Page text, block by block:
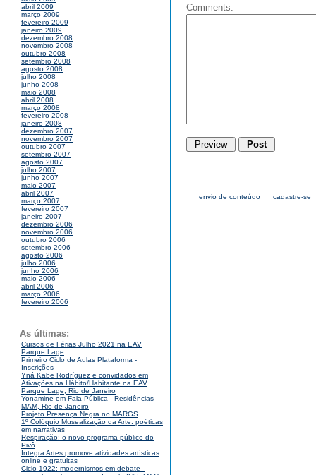
abril 2009
março 2009
fevereiro 2009
janeiro 2009
dezembro 2008
novembro 2008
outubro 2008
setembro 2008
agosto 2008
julho 2008
junho 2008
maio 2008
abril 2008
março 2008
fevereiro 2008
janeiro 2008
dezembro 2007
novembro 2007
outubro 2007
setembro 2007
agosto 2007
julho 2007
junho 2007
maio 2007
abril 2007
março 2007
fevereiro 2007
janeiro 2007
dezembro 2006
novembro 2006
outubro 2006
setembro 2006
agosto 2006
julho 2006
junho 2006
maio 2006
abril 2006
março 2006
fevereiro 2006
As últimas:
Cursos de Férias Julho 2021 na EAV
Parque Lage
Primeiro Ciclo de Aulas Plataforma -
Inscrições
Yná Kabe Rodríguez e convidados em
Ativações na Hábito/Habitante na EAV
Parque Lage, Rio de Janeiro
Yonamine em Fala Pública - Residências
MAM, Rio de Janeiro
Projeto Presença Negra no MARGS
1º Colóquio Musealização da Arte: poéticas
em narrativas
Respiração: o novo programa público do
Pivô
Integra Artes promove atividades artísticas
online e gratuitas
Ciclo 1922: modernismos em debate -
Comments:
envio de conteúdo_ cadastre-se_